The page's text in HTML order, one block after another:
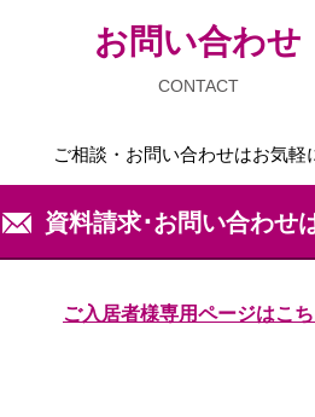
お問い合わせ
CONTACT
ご相談・お問い合わせはお気軽
資料請求･お問い合わせ
ご入居者様専用ページはこ